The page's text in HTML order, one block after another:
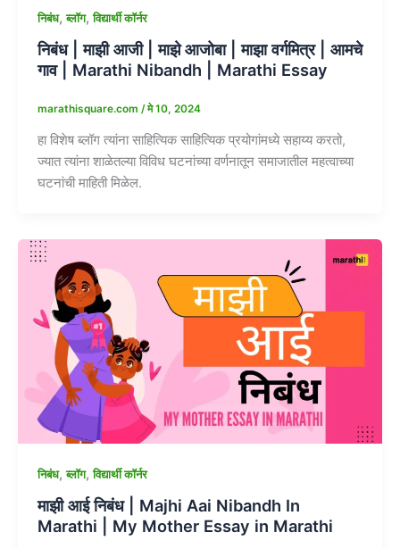
निबंध,ब्लॉग,विद्यार्थी कॉर्नर
निबंध | माझी आजी | माझे आजोबा | माझा वर्गमित्र | आमचे
गाव | Marathi Nibandh | Marathi Essay
marathisquare.com /मे 10, 2024
हा विशेष ब्लॉग त्यांना साहित्यिक साहित्यिक प्रयोगांमध्ये सहाय्य करतो,
ज्यात त्यांना शाळेतल्या विविध घटनांच्या वर्णनातून समाजातील महत्वाच्या
घटनांची माहिती मिळेल.
निबंध,ब्लॉग,विद्यार्थी कॉर्नर
माझी आई निबंध | Majhi Aai Nibandh In
Marathi | My Mother Essay in Marathi